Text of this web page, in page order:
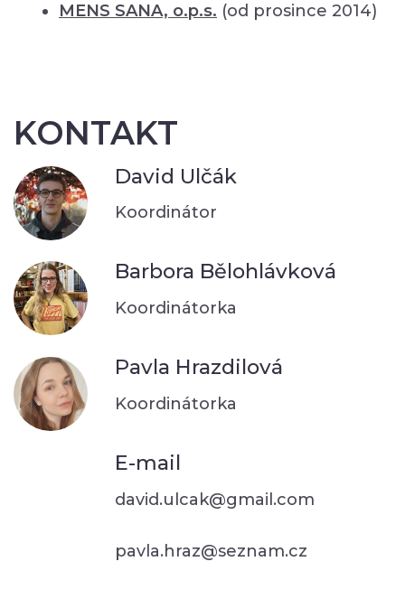
MENS SANA, o.p.s. (od prosince 2014)
KONTAKT
David Ulčák
Koordinátor
Barbora Bělohlávková
Koordinátorka
Pavla Hrazdilová
Koordinátorka
E-mail
david.ulcak@gmail.com
pavla.hraz@seznam.cz